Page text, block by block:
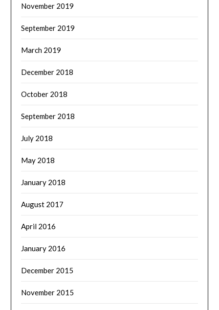
November 2019
September 2019
March 2019
December 2018
October 2018
September 2018
July 2018
May 2018
January 2018
August 2017
April 2016
January 2016
December 2015
November 2015